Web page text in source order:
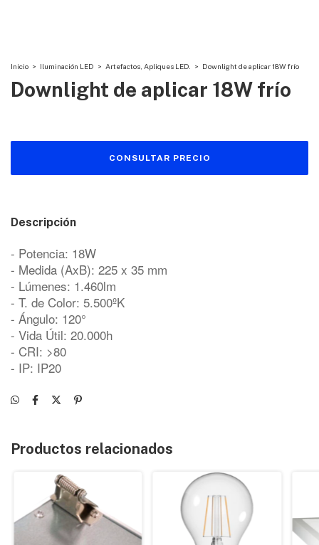
Inicio > Iluminación LED > Artefactos, Apliques LED. > Downlight de aplicar 18W frío
Downlight de aplicar 18W frío
Descripción
- Potencia: 18W
- Medida (AxB): 225 x 35 mm
- Lúmenes: 1.460lm
- T. de Color: 5.500ºK
- Ángulo: 120°
- Vida Útil: 20.000h
- CRI: >80
- IP: IP20
Productos relacionados